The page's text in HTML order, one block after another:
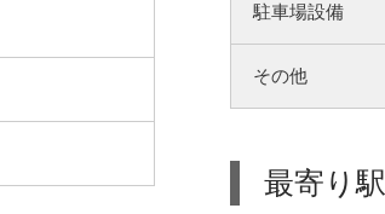
駐車場設備
その他
最寄り駅